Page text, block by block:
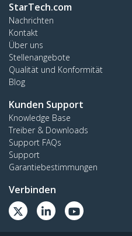
StarTech.com
Nachrichten
Kontakt
Über uns
Stellenangebote
Qualität und Konformität
Blog
Kunden Support
Knowledge Base
Treiber & Downloads
Support FAQs
Support
Garantiebestimmungen
Verbinden